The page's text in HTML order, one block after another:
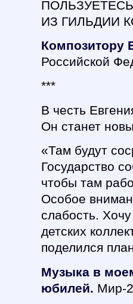
ИЗ ГИЛЬДИИ
Композитору
Российской
***
В честь
Он станет
«Там будут
Государство
чтобы там
Особое
слабость.
детских
поделился
Музыка в
юбилей. Мир-